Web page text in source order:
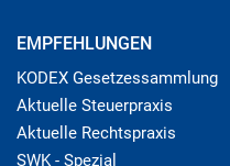
EMPFEHLUNGEN
KODEX Gesetzessammlung
Aktuelle Steuerpraxis
Aktuelle Rechtspraxis
SWK - Spezial